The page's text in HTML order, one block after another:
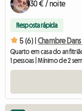
30 € / noite
Resposta rápida
5 (6) | Chambre Dans
Quarto em casa do
1 pessoas | Mínimo de 2